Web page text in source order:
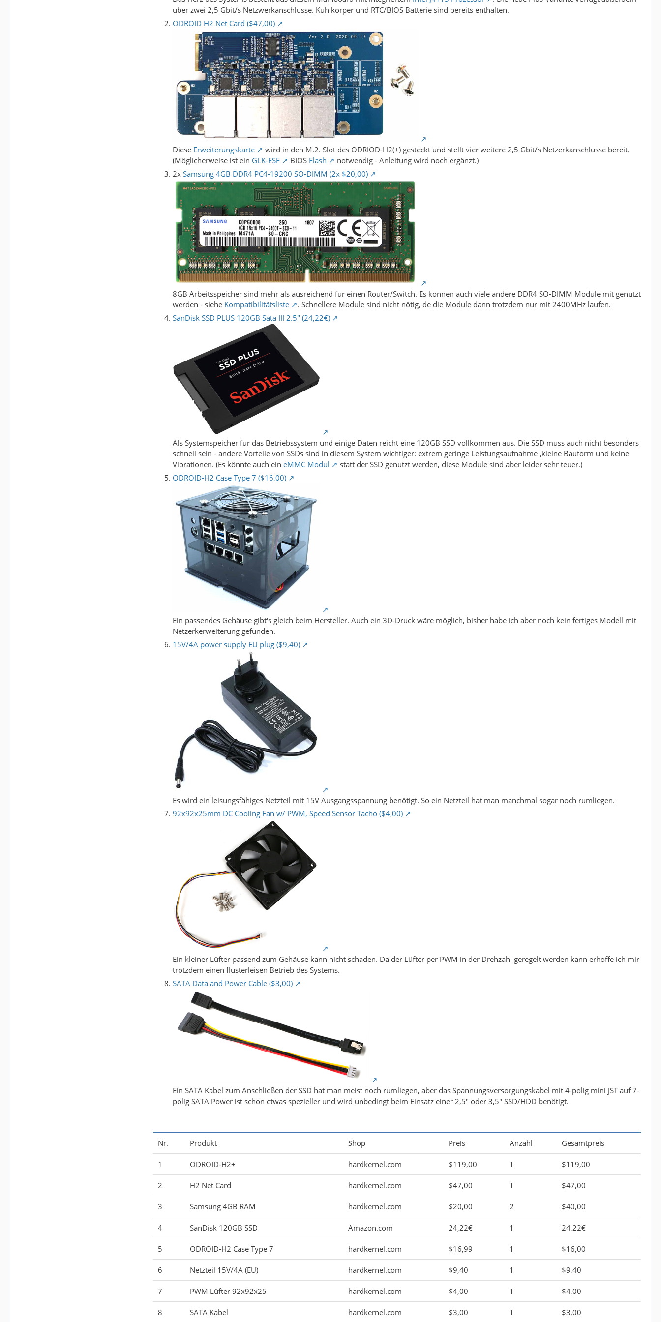
über zwei 2,5 Gbit/s Netzwerkanschlüsse. Kühlkörper und RTC/BIOS Batterie sind bereits enthalten.
ODROID H2 Net Card ($47,00)
Diese Erweiterungskarte
wird in den M.2. Slot des ODRIOD-H2(+) gesteckt und stellt vier weitere 2,5 Gbit/s Netzerkanschlüsse bereit.
(Möglicherweise ist ein GLK-ESF BIOS Flash
notwendig - Anleitung wird noch ergänzt.)
2x Samsung 4GB DDR4 PC4-19200 SO-DIMM (2x $20,00)
8GB Arbeitsspeicher sind mehr als ausreichend für einen Router/Switch. Es können auch viele andere DDR4 SO-DIMM Module mit genutzt
werden - siehe Kompatibilitätsliste
. Schnellere Module sind nicht nötig, de die Module dann trotzdem nur mit 2400MHz laufen.
SanDisk SSD PLUS 120GB Sata III 2.5" (24,22€)
Als Systemspeicher für das Betriebssystem und einige Daten reicht eine 120GB SSD vollkommen aus. Die SSD muss auch nicht besonders
schnell sein - andere Vorteile von SSDs sind in diesem System wichtiger: extrem geringe Leistungsaufnahme ,kleine Bauform und keine
Vibrationen. (Es könnte auch ein eMMC Modul
statt der SSD genutzt werden, diese Module sind aber leider sehr teuer.)
ODROID-H2 Case Type 7 ($16,00)
Ein passendes Gehäuse gibt's gleich beim Hersteller. Auch ein 3D-Druck wäre möglich, bisher habe ich aber noch kein fertiges Modell mit
Netzerkerweiterung gefunden.
15V/4A power supply EU plug ($9,40)
Es wird ein leisungsfähiges Netzteil mit 15V Ausgangsspannung benötigt. So ein Netzteil hat man manchmal sogar noch rumliegen.
92x92x25mm DC Cooling Fan w/ PWM, Speed Sensor Tacho ($4,00)
Ein kleiner Lüfter passend zum Gehäuse kann nicht schaden. Da der Lüfter per PWM in der Drehzahl geregelt werden kann erhoffe ich mir
trotzdem einen flüsterleisen Betrieb des Systems.
SATA Data and Power Cable ($3,00)
Ein SATA Kabel zum Anschließen der SSD hat man meist noch rumliegen, aber das Spannungsversorgungskabel mit 4-polig mini JST auf 7-
polig SATA Power ist schon etwas spezieller und wird unbedingt beim Einsatz einer 2,5" oder 3,5" SSD/HDD benötigt.
Nr. Produkt Shop Preis Anzahl Gesamtpreis
1 ODROID-H2+ hardkernel.com $119,00 1 $119,00
2 H2 Net Card hardkernel.com $47,00 1 $47,00
3 Samsung 4GB RAM hardkernel.com $20,00 2 $40,00
4 SanDisk 120GB SSD Amazon.com 24,22€ 1 24,22€
5 ODROID-H2 Case Type 7 hardkernel.com $16,99 1 $16,00
6 Netzteil 15V/4A (EU) hardkernel.com $9,40 1 $9,40
7 PWM Lüfter 92x92x25 hardkernel.com $4,00 1 $4,00
8 SATA Kabel hardkernel.com $3,00 1 $3,00